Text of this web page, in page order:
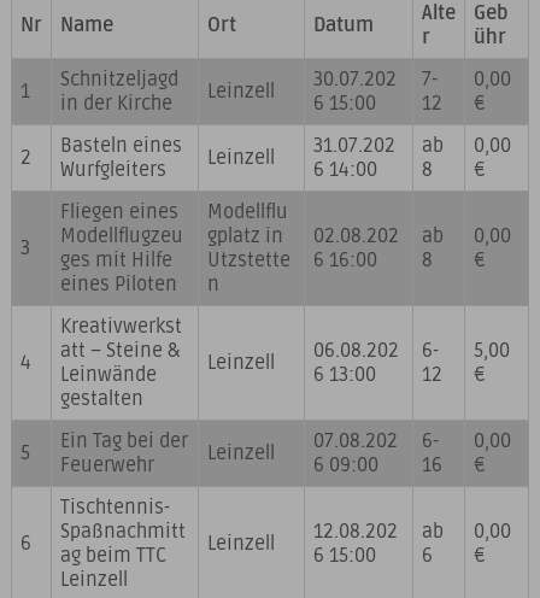
Nr Name Ort Datum
Alte
r
Geb
ühr
1
Schnitzeljagd
in der Kirche
Leinzell
30.07.202
6 15:00
7-
12
0,00
€
2
Basteln eines
Wurfgleiters
Leinzell
31.07.202
6 14:00
ab
8
0,00
€
3
Fliegen eines
Modellflugzeu
ges mit Hilfe
eines Piloten
Modellflu
gplatz in
Utzstette
n
02.08.202
6 16:00
ab
8
0,00
€
4
Kreativwerkst
att – Steine &
Leinwände
gestalten
Leinzell
06.08.202
6 13:00
6-
12
5,00
€
5
Ein Tag bei der
Feuerwehr
Leinzell
07.08.202
6 09:00
6-
16
0,00
€
6
Tischtennis-
Spaßnachmitt
ag beim TTC
Leinzell
Leinzell
12.08.202
6 15:00
ab
6
0,00
€